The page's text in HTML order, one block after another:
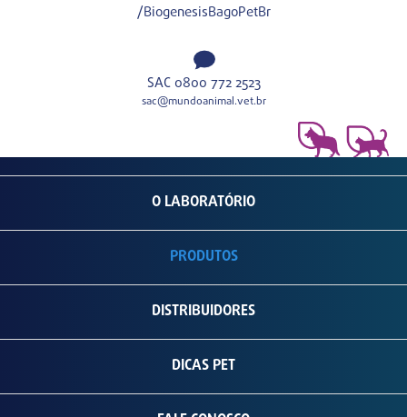
/BiogenesisBagoPetBr
SAC 0800 772 2523
sac@mundoanimal.vet.br
O LABORATÓRIO
PRODUTOS
DISTRIBUIDORES
DICAS PET